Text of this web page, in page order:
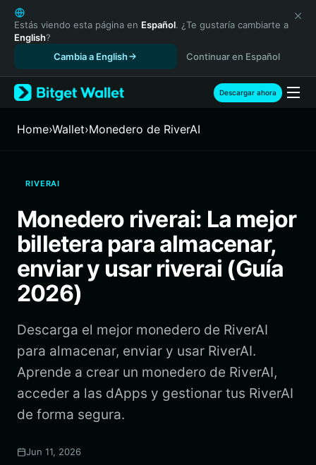
English
日本語
Tiếng Việt
Español (Latinoamérica)
Türkçe
Français
繁體中文
Bahasa Indonesia
ภาษาไทย
Español
Português (Brasil)
Estás viendo esta página en Español. ¿Te gustaría cambiarte a
English?
Cambia a English
Continuar en Español
Descargar ahora
Home›Wallet›Monedero de RiverAI
RIVERAI
Monedero riverai: La mejor
billetera para almacenar,
enviar y usar riverai (Guía
2026)
Descarga el mejor monedero de RiverAI
para almacenar, enviar y usar RiverAI.
Aprende a crear un monedero de RiverAI,
acceder a las dApps y gestionar tus RiverAI
de forma segura.
Jun 11, 2026